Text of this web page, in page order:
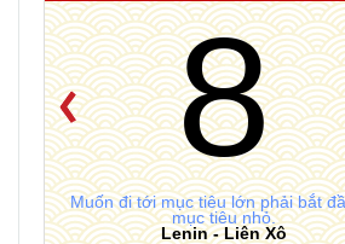
8
Muốn đi tới mục tiêu lớn phải bắt
mục tiêu nhỏ.
Lenin - Liên Xô